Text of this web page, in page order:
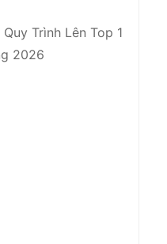
Trình Lên Top 1
2026